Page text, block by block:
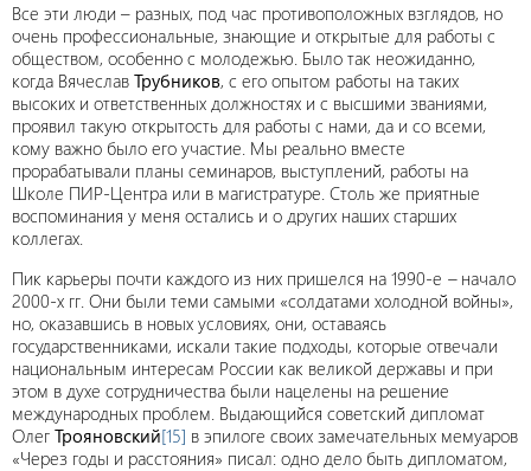
Все эти люди – разных, под час противоположных взглядов, но
очень профессиональные, знающие и открытые для работы с
обществом, особенно с молодежью. Было так неожиданно,
когда Вячеслав Трубников, с его опытом работы на таких
высоких и ответственных должностях и с высшими званиями,
проявил такую открытость для работы с нами, да и со всеми,
кому важно было его участие. Мы реально вместе
прорабатывали планы семинаров, выступлений, работы на
Школе ПИР-Центра или в магистратуре. Столь же приятные
воспоминания у меня остались и о других наших старших
коллегах.
Пик карьеры почти каждого из них пришелся на 1990-е –начало
2000-х гг. Они были теми самыми «солдатами холодной войны»,
но, оказавшись в новых условиях, они, оставаясь
государственниками, искали такие подходы, которые отвечали
национальным интересам России как великой державы и при
этом в духе сотрудничества были нацелены на решение
международных проблем. Выдающийся советский дипломат
Олег Трояновский[15] в эпилоге своих замечательных мемуаров
«Через годы и расстояния» писал: одно дело быть дипломатом,